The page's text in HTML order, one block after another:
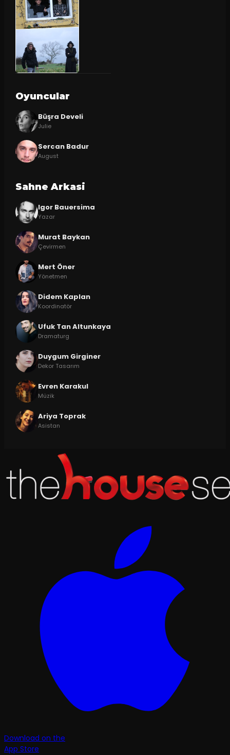
Oyuncular
Büşra Develi
Julie
Sercan Badur
August
Sahne Arkasi
Igor Bauersima
Yazar
Murat Baykan
Çevirmen
Mert Öner
Yönetmen
Didem Kaplan
Koordinatör
Ufuk Tan Altunkaya
Dramaturg
Duygum Girginer
Dekor Tasarım
Evren Karakul
Müzik
Ariya Toprak
Asistan
Download on the
App Store